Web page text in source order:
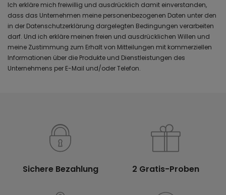
Ich erkläre mich freiwillig und ausdrücklich damit einverstanden,
dass das Unternehmen meine personenbezogenen Daten unter den
in der Datenschutzerklärung dargelegten Bedingungen verarbeiten
darf. Und ich erkläre meinen freien und ausdrücklichen Willen und
meine Zustimmung zum Erhalt von Mitteilungen mit kommerziellen
Informationen über die Produkte und Dienstleistungen des
Unternehmens per E-Mail und/oder Telefon.
Sichere Bezahlung 2 Gratis-Proben